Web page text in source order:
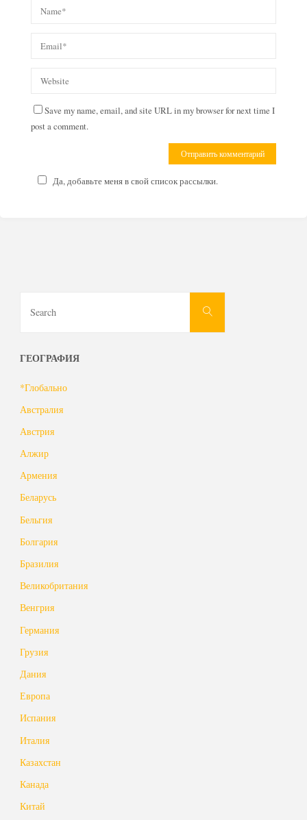
Save my name, email, and site URL in my browser for next time I
post a comment.
Да, добавьте меня в свой список рассылки.
Search
ГЕОГРАФИЯ
*Глобально
Австралия
Австрия
Алжир
Армения
Беларусь
Бельгия
Болгария
Бразилия
Великобритания
Венгрия
Германия
Грузия
Дания
Европа
Испания
Италия
Казахстан
Канада
Китай